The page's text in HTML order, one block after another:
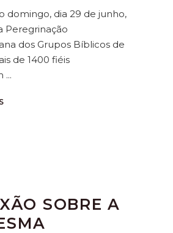
domingo, dia 29 de junho,
Peregrinação
dos Grupos Bíblicos de
de 1400 fiéis
SOBRE A